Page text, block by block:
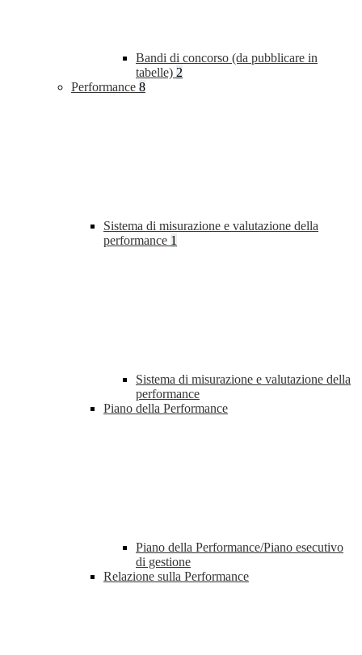
Bandi di concorso (da pubblicare in
tabelle) 2
Performance 8
Sistema di misurazione e valutazione della
performance 1
Sistema di misurazione e valutazione della
performance
Piano della Performance
Piano della Performance/Piano esecutivo
di gestione
Relazione sulla Performance